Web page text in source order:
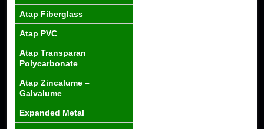
Atap Fiberglass
Atap PVC
Atap Transparan
Polycarbonate
Atap Zincalume –
Galvalume
Expanded Metal